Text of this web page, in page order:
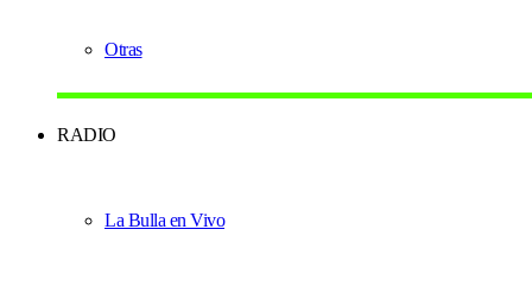
Otras
RADIO
La Bulla en Vivo